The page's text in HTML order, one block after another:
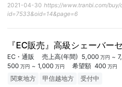
2021-04-30 https://www.tranbi.com/buy/
id=7533&oid=14&page=6
『EC販売』高級シェーバー
EC・通販 売上高(年間) 5,000 万円 ~
500 万円 ~ 1,000 万円 希望額 400 万円
関東地方 甲信越地方 受付中